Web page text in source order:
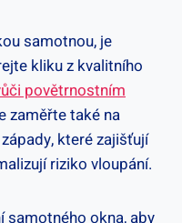
samotnou, je
kliku z kvalitního
povětrnostním
zaměřte⁢ také na
které zajišťují
riziko vloupání.
samotného okna,​ aby